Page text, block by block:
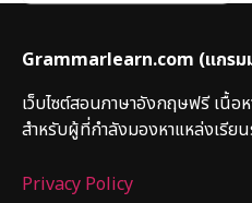
Grammarlearn.com (แกรม
เว็บไซต์สอนภาษาอังกฤษฟรี เนื้อห
สำหรับผู้ที่กำลังมองหาแหล่งเรีย
Privacy Policy